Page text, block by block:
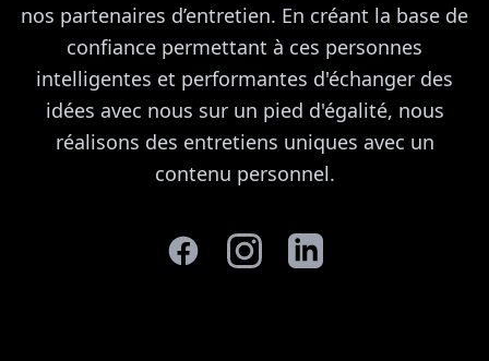
nos partenaires d’entretien. En créant la base de
confiance permettant à ces personnes
intelligentes et performantes d'échanger des
idées avec nous sur un pied d'égalité, nous
réalisons des entretiens uniques avec un
contenu personnel.